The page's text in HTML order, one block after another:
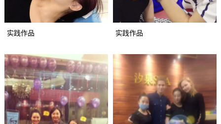
实践作品 实践作品